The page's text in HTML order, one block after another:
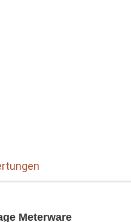
Meterware